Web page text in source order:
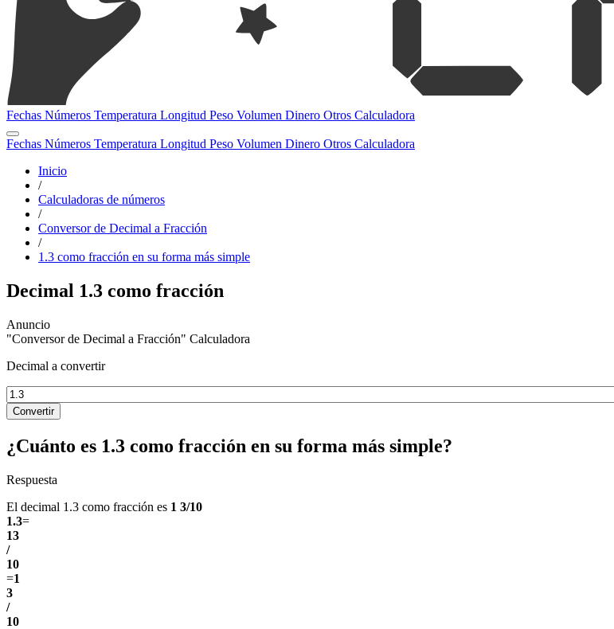
Fechas Números Temperatura Longitud Peso Volumen Dinero Otros Calculadora
Fechas Números Temperatura Longitud Peso Volumen Dinero Otros Calculadora
Inicio
/
Calculadoras de números
/
Conversor de Decimal a Fracción
/
1.3 como fracción en su forma más simple
Decimal 1.3 como fracción
"Conversor de Decimal a Fracción" Calculadora
Decimal a convertir
Convertir
¿Cuánto es 1.3 como fracción en su forma más simple?
Respuesta
El decimal 1.3 como fracción es 1 3/10
1.3=
13
/
10
=1
3
/
10